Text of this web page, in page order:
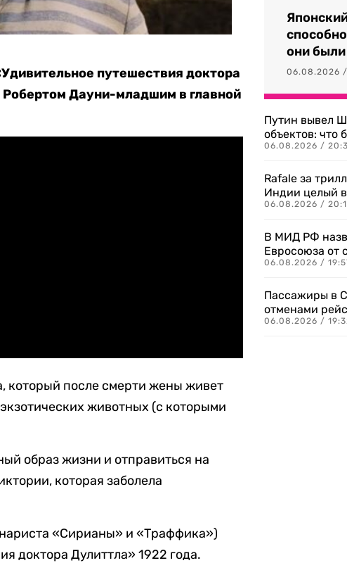
путешествия доктора
Дауни-младшим в главной
который после смерти жены живет
животных (с которыми
образ жизни и отправиться на
которая заболела
«Сирианы» и «Траффика»)
доктора Дулиттла» 1922 года.
они
06.08.2026
Путин вывел
объектов: что
06.08.2026 /
Rafale за
Индии целый
06.08.2026 /
В МИД РФ
Евросоюза от
06.08.2026 /
Пассажиры в
отменами
06.08.2026 /